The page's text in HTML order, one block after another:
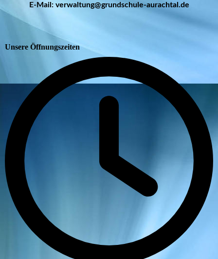
E-Mail: verwaltung@grundschule-aurachtal.de
Unsere Öffnungszeiten